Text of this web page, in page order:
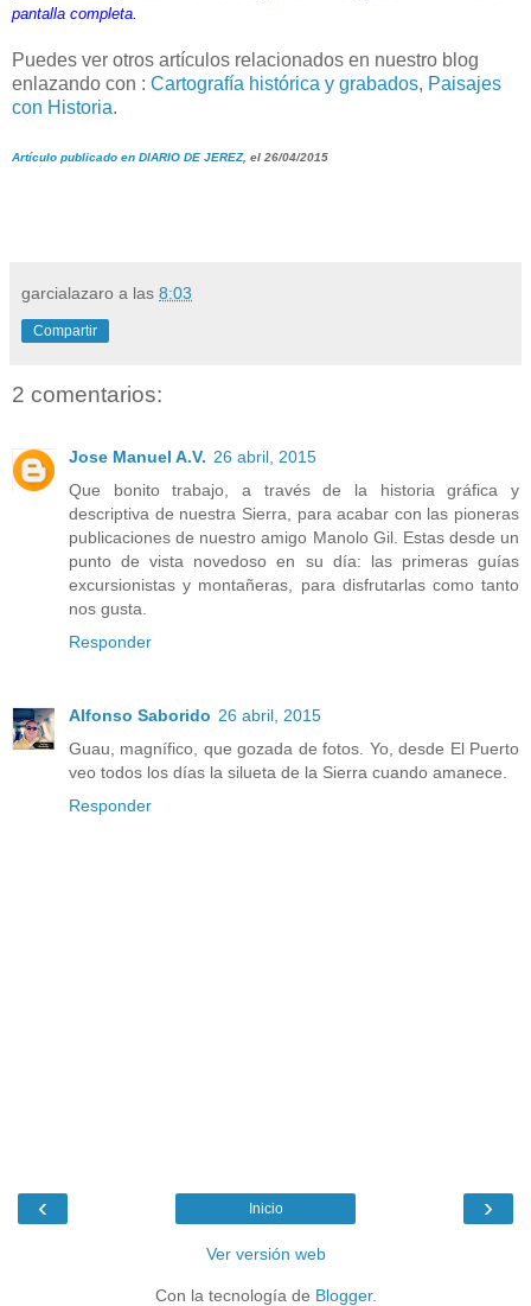
pantalla completa.
Puedes ver otros artículos relacionados en nuestro blog
enlazando con : Cartografía histórica y grabados, Paisajes
con Historia.
Artículo publicado en DIARIO DE JEREZ, el 26/04/2015
garcialazaro a las 8:03
Compartir
2 comentarios:
Jose Manuel A.V. 26 abril, 2015
Que bonito trabajo, a través de la historia gráfica y
descriptiva de nuestra Sierra, para acabar con las pioneras
publicaciones de nuestro amigo Manolo Gil. Estas desde un
punto de vista novedoso en su día: las primeras guías
excursionistas y montañeras, para disfrutarlas como tanto
nos gusta.
Responder
Alfonso Saborido 26 abril, 2015
Guau, magnífico, que gozada de fotos. Yo, desde El Puerto
veo todos los días la silueta de la Sierra cuando amanece.
Responder
‹ ›
Inicio
Ver versión web
Con la tecnología de Blogger.